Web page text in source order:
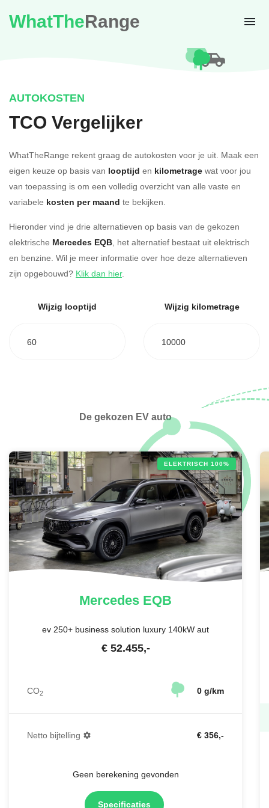
WhatTheRange
AUTOKOSTEN
TCO Vergelijker
WhatTheRange rekent graag de autokosten voor je uit. Maak een
eigen keuze op basis van looptijd en kilometrage wat voor jou
van toepassing is om een volledig overzicht van alle vaste en
variabele kosten per maand te bekijken.
Hieronder vind je drie alternatieven op basis van de gekozen
elektrische Mercedes EQB, het alternatief bestaat uit elektrisch
en benzine. Wil je meer informatie over hoe deze alternatieven
zijn opgebouwd? Klik dan hier.
Wijzig looptijd
60
Wijzig kilometrage
10000
De gekozen EV auto
ELEKTRISCH 100%
Mercedes EQB
ev 250+ business solution luxury 140kW aut
€ 52.455,-
CO2 0 g/km
Netto bijtelling € 356,-
Geen berekening gevonden
Specificaties